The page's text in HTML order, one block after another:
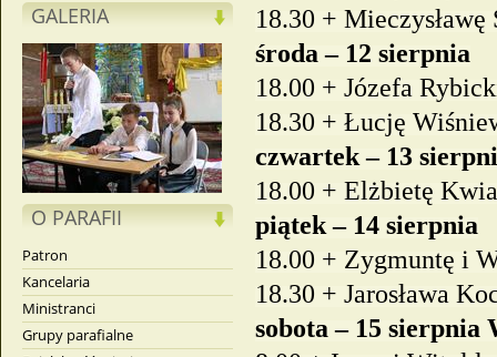
GALERIA
O PARAFII
Patron
Kancelaria
Ministranci
Grupy parafialne
18.30 + Mieczysławę
środa – 12 sierpnia
18.00 + Józefa
18.30 + Łucję
czwartek – 13
18.00 + Elżbietę
piątek – 14 sierpnia
18.00 + Zygmuntę i
18.30 + Jarosława
sobota – 15 sierpnia